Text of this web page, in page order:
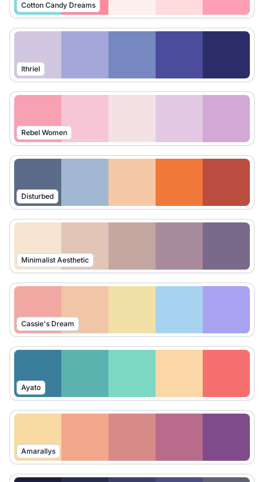
Cotton Candy Dreams
Ithriel
Rebel Women
Disturbed
Minimalist Aesthetic
Cassie's Dream
Ayato
Amarallys